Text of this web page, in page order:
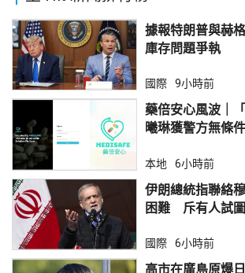
據報特朗普與赫
庫存問題爭執
國際 9小時前
藥倍安心風波｜
曦琳獲警方無條
本地 6小時前
伊朗總統指聯絡
困難 斥有人試
國際 6小時前
高市在廣島原爆